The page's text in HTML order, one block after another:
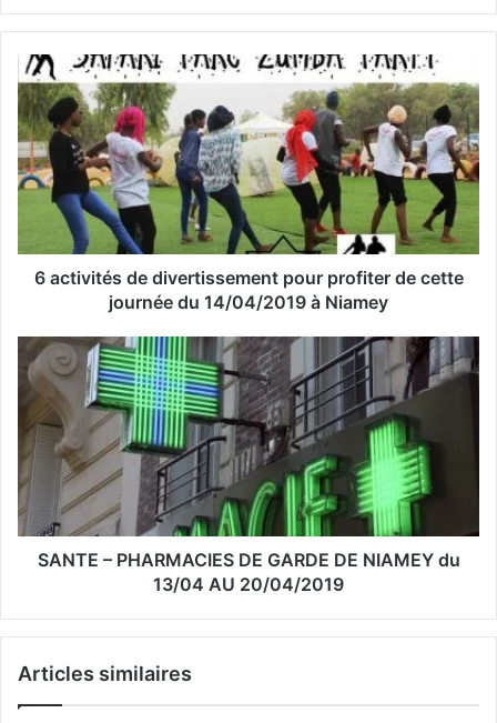
z
o
t
r
e
a
d
m
6 activités de divertissement pour profiter de cette
journée du 14/04/2019 à Niamey
SANTE – PHARMACIES DE GARDE DE NIAMEY du
13/04 AU 20/04/2019
Articles similaires